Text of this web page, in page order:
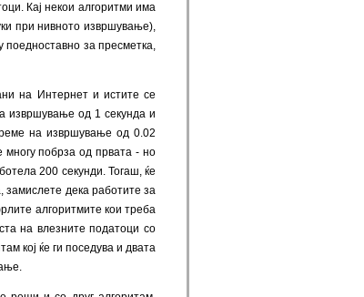
Кај некои алгоритми има
при нивното извршување),
поедноставно за пресметка,
на Интернет и истите се
извршување од 1 секунда и
на извршување од 0.02
побрза од првата - но
200 секунди. Тогаш, ќе
замислете дека работите за
алгоритмите кои треба
на влезните податоци со
кој ќе ги поседува и двата